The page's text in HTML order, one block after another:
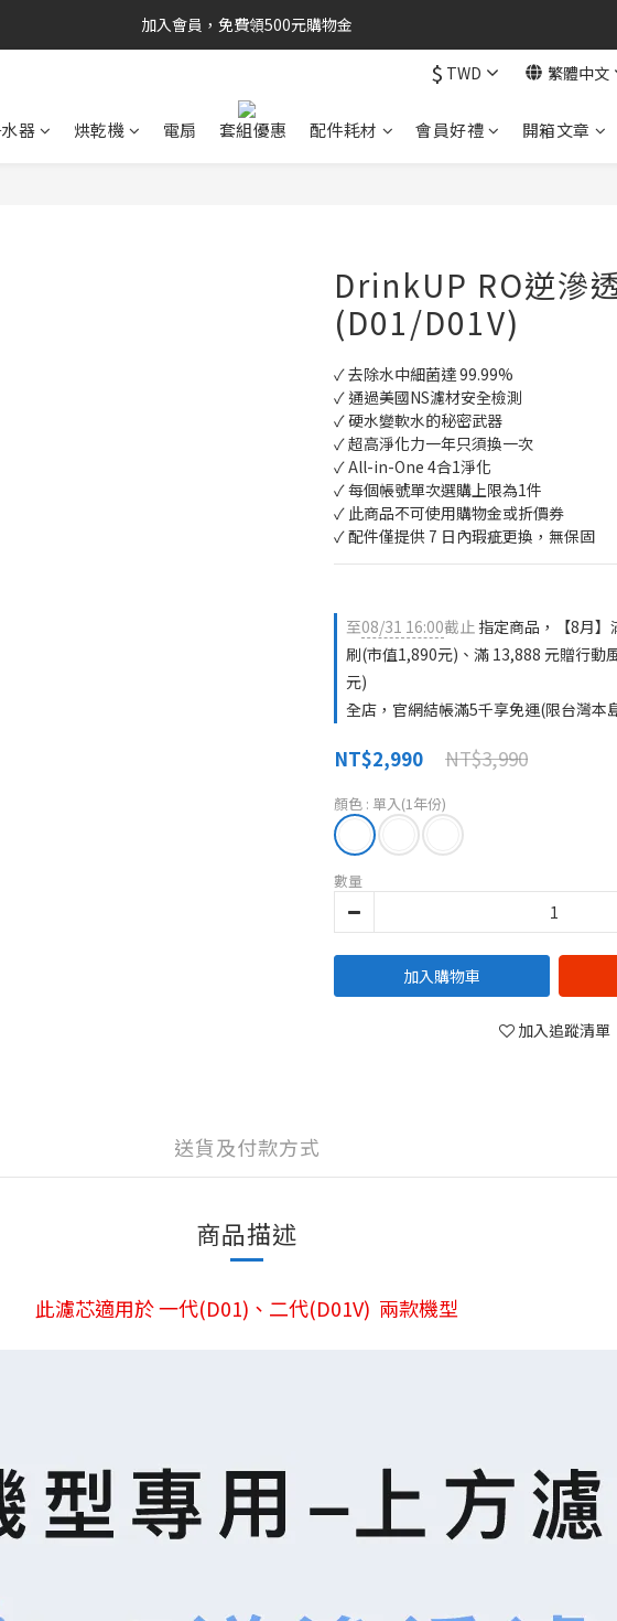
加入會員，免費領500元購物金
$ TWD 繁體中文
器 烘乾機 電扇 套組優惠 配件耗材 會員好禮 開箱文章
DrinkUP RO逆滲
(D01/D01V)
✓ 去除水中細菌達 99.99%
✓ 通過美國NS濾材安全檢測
✓ 硬水變軟水的秘密武器
✓ 超高淨化力一年只須換一次
✓ All-in-One 4合1淨化
✓ 每個帳號單次選購上限為1件
✓ 此商品不可使用購物金或折價券
✓ 配件僅提供 7 日內瑕疵更換，無保固
至08/31 16:00截止 指定商品，【8月
刷(市值1,890元)、滿 13,888 元贈行動
元)
全店，官網結帳滿5千享免運(限台灣本
NT$3,990
NT$2,990
顏色 : 單入(1年份)
數量
加入購物車
加入追蹤清單
送貨及付款方式
商品描述
此濾芯適用於一代(D01)、二代(D01V) 兩款機型